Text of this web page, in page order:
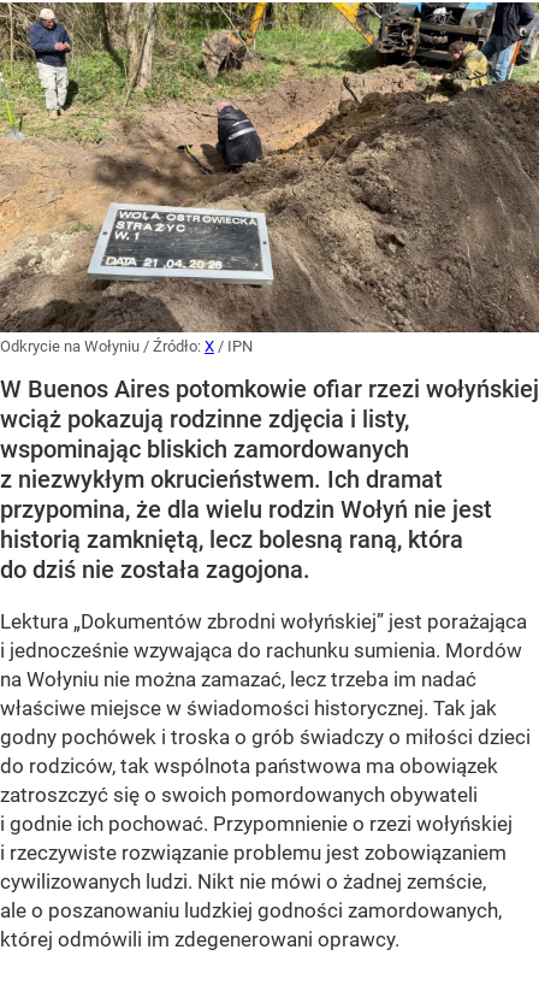
Odkrycie na Wołyniu / Źródło: X / IPN
W Buenos Aires potomkowie ofiar rzezi wołyńskiej
wciąż pokazują rodzinne zdjęcia i listy,
wspominając bliskich zamordowanych
z niezwykłym okrucieństwem. Ich dramat
przypomina, że dla wielu rodzin Wołyń nie jest
historią zamkniętą, lecz bolesną raną, która
do dziś nie została zagojona.
Lektura „Dokumentów zbrodni wołyńskiej” jest porażająca
i jednocześnie wzywająca do rachunku sumienia. Mordów
na Wołyniu nie można zamazać, lecz trzeba im nadać
właściwe miejsce w świadomości historycznej. Tak jak
godny pochówek i troska o grób świadczy o miłości dzieci
do rodziców, tak wspólnota państwowa ma obowiązek
zatroszczyć się o swoich pomordowanych obywateli
i godnie ich pochować. Przypomnienie o rzezi wołyńskiej
i rzeczywiste rozwiązanie problemu jest zobowiązaniem
cywilizowanych ludzi. Nikt nie mówi o żadnej zemście,
ale o poszanowaniu ludzkiej godności zamordowanych,
której odmówili im zdegenerowani oprawcy.